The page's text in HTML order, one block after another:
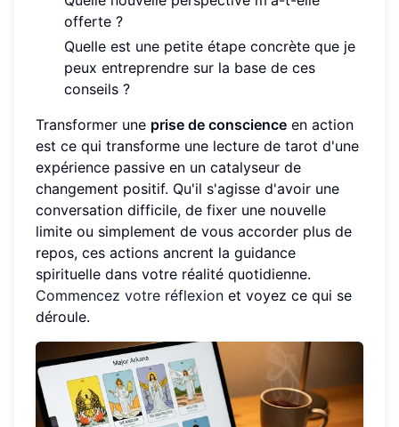
offerte ?
Quelle est une petite étape concrète que je
peux entreprendre sur la base de ces
conseils ?
Transformer une prise de conscience en action
est ce qui transforme une lecture de tarot d'une
expérience passive en un catalyseur de
changement positif. Qu'il s'agisse d'avoir une
conversation difficile, de fixer une nouvelle
limite ou simplement de vous accorder plus de
repos, ces actions ancrent la guidance
spirituelle dans votre réalité quotidienne.
Commencez votre réflexion et voyez ce qui se
déroule.